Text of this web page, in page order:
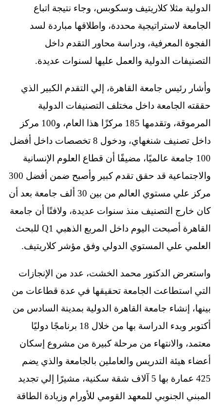
الدولية مثلا كلاريتيف وسكوبس، وجاء نتيجة اتباع
الجامعة لاستراتيجية محددة، واطلاقها مباردة لسد
الفجوة المعرفية، ودراسة محاور التقدم داخل
التصنيفات الدولية والعمل عليها لسنوات عديدة.
وأشار رئيس جامعة القاهرة، إلي التقدم الكبير الذي
حققته الجامعة داخل مختلف التصنيفات الدولية
المرموقة، وتقدمها 185 مركزًا هذا العام، و100 مركز
داخل تصنيف شنغهاي، ودخول 8 تخصصات داخل أفضل
100 جامعة عالميًا، مضيفًا أن قطاع العلوم الإنسانية
والاجتماعية قد حقق تقدم كبير وأصبح ضمن أفضل 300
مركز علي مستوي العالم من بين 30 ألف جامعة بعد أن
كان خارج التصنيف منذ سنوات عديدة، ولافتًا أن جامعة
القاهرة أصبحت اليوم داخل المربع الذهبي Q1 للبحث
العلمي علي المستوي الدولي وفق مؤشر كلاريتيف.
واستعرض الدكتور محمد الخشت، عدد من الإنجازات
التي استطاعت الجامعة تحقيقها في عدة قطاعات من
بينها، إنشاء جامعة القاهرة الدولية بمدينة السادس من
أكتوبر وبدء الدراسة بها من خلال 18 برنامجًا دوليًا
معتمد، والانتهاء من مرحلة كبيرة من مشروع إسكان
أعضاء هيئة التدريس والعاملين بالجامعة والذي يضم
425 عمارة بها 5 آلاف شقة سكنية، مشيرًا إلي تجديد
المبني الجنوبي للمعهد القومي للأورام وزيادة الطاقة